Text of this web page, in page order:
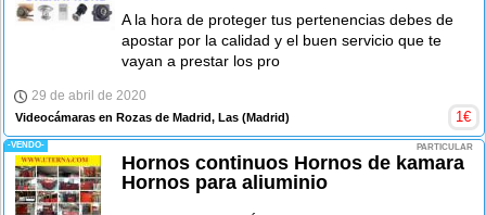
A la hora de proteger tus pertenencias debes de
apostar por la calidad y el buen servicio que te
vayan a prestar los pro
29 de abril de 2020
Videocámaras en Rozas de Madrid, Las (Madrid) 1€
-VENDO- PARTICULAR
Hornos continuos Hornos de kamara
Hornos para aliuminio